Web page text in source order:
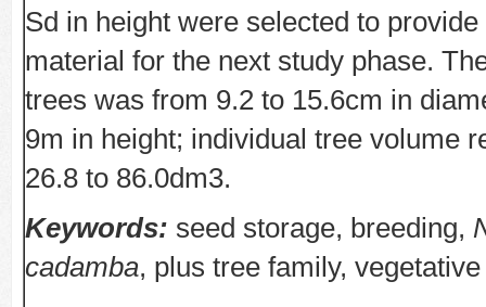
Sd in height were selected to provide
material for the next study phase.
trees was from 9.2 to 15.6cm in
9m in height; individual tree volume
26.8 to 86.0dm3.
Keywords: seed storage, breeding,
cadamba, plus tree family,